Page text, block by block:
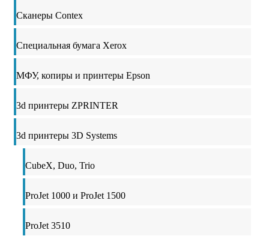
Сканеры Contex
Специальная бумага Xerox
МФУ, копиры и принтеры Epson
3d принтеры ZPRINTER
3d принтеры 3D Systems
CubeX, Duo, Trio
ProJet 1000 и ProJet 1500
ProJet 3510